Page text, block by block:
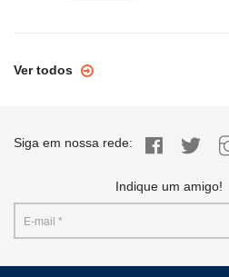
Ver todos
Siga em nossa rede:
Indique um amigo!